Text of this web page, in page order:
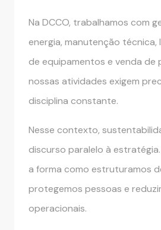
Na DCCO, trabalhamos com
energia, manutenção técnica,
de equipamentos e venda de
nossas atividades exigem
disciplina constante.
Nesse contexto,
discurso paralelo à
a forma como estruturamos
protegemos pessoas e
operacionais.